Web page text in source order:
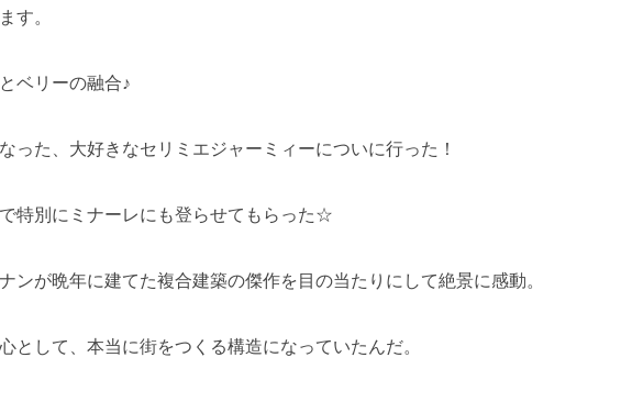
す。
ベリーの融合♪
った、大好きなセリミエジャーミィーについに行った！
特別にミナーレにも登らせてもらった☆
ンが晩年に建てた複合建築の傑作を目の当たりにして絶景に感動。
として、本当に街をつくる構造になっていたんだ。